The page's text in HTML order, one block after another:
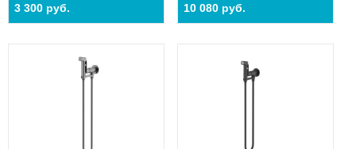
3 300 руб. 10 080 руб.